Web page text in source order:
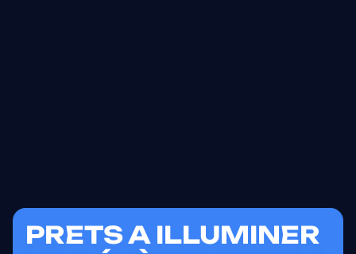
PRETS A ILLUMINER